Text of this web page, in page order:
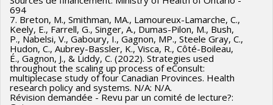
694
7. Breton, M., Smithman, MA., Lamoureux-Lamarche, C.,
Keely, E., Farrell, G., Singer, A., Dumas-Pilon, M., Bush,
P., Nabelsi, V., Gaboury, I., Gagnon, MP., Steele Gray, C.,
Hudon, C., Aubrey-Bassler, K., Visca, R., Côté-Boileau,
É., Gagnon, J., & Liddy, C. (2022). Strategies used
throughout the scaling up process of eConsult:
multiplecase study of four Canadian Provinces. Health
research policy and systems. N/A: N/A.
Révision demandée - Revu par un comité de lecture?: